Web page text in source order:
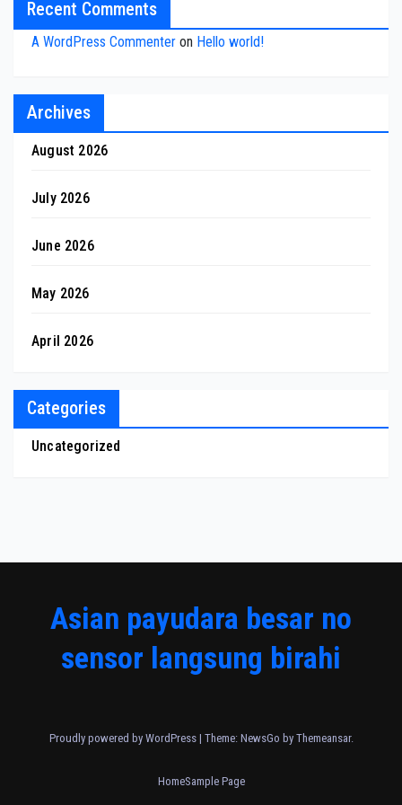
Recent Comments
A WordPress Commenter on Hello world!
Archives
August 2026
July 2026
June 2026
May 2026
April 2026
Categories
Uncategorized
Asian payudara besar no
sensor langsung birahi
Proudly powered by WordPress | Theme: NewsGo by Themeansar.
HomeSample Page